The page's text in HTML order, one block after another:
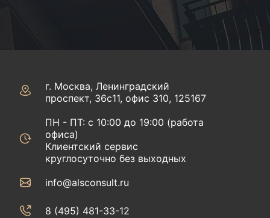
г. Москва, Ленинградский
проспект, 36с11, офис 310, 125167
ПН - ПТ: с 10:00 до 19:00 (работа
офиса)
Клиентский сервис
круглосуточно без выходных
info@alsconsult.ru
8 (495) 481-33-12‬‬